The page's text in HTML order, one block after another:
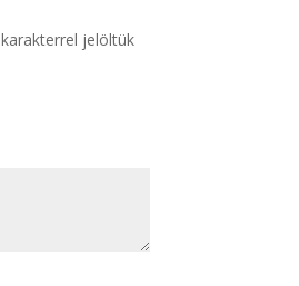
karakterrel jelöltük